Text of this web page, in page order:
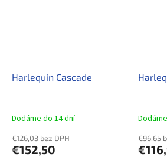
Harlequin Cascade
Dodáme do 14 dní
€126,03 bez DPH
€152,50
€96,65